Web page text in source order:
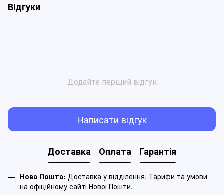
Відгуки
Додайте перший відгук
Написати відгук
Доставка Оплата Гарантія
Нова Пошта: Доставка у відділення. Тарифи та умови
на офіційному сайті Новоі Пошти.